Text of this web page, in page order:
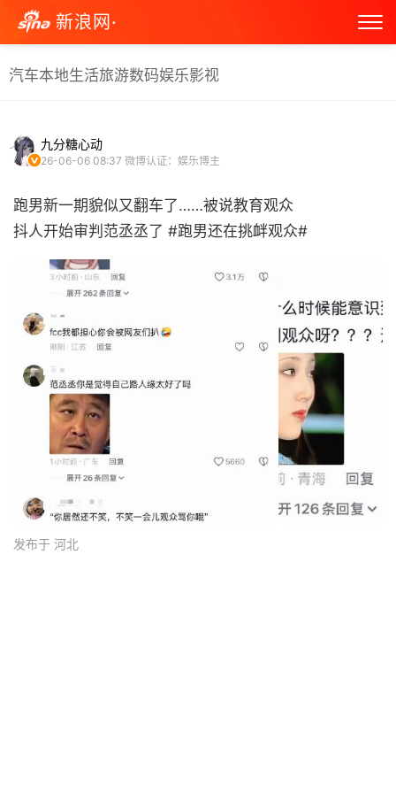
新浪网·
汽车本地生活旅游数码娱乐影视
九分糖心动
26-06-06 08:37 微博认证：娱乐博主
跑男新一期貌似又翻车了……被说教育观众
抖人开始审判范丞丞了 #跑男还在挑衅观众# ​
发布于 河北